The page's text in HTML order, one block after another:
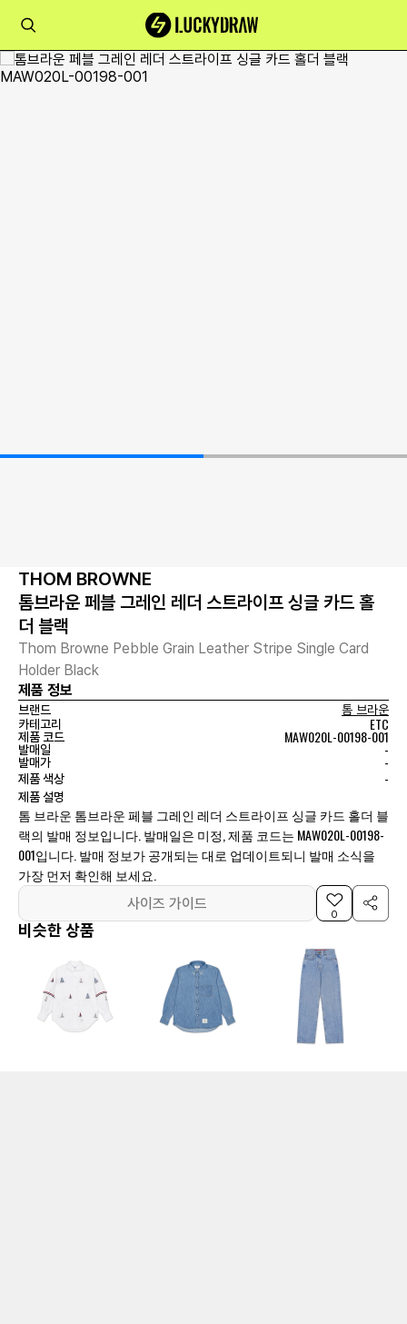
THOM BROWNE
톰브라운 페블 그레인 레더 스트라이프 싱글 카드 홀
더 블랙
Thom Browne Pebble Grain Leather Stripe Single Card
Holder Black
제품 정보
브랜드
톰 브라운
카테고리
ETC
제품 코드 MAW020L-00198-001
발매일 -
발매가 -
제품 색상 -
제품 설명
톰 브라운 톰브라운 페블 그레인 레더 스트라이프 싱글 카드 홀더 블
랙의 발매 정보입니다. 발매일은 미정, 제품 코드는 MAW020L-00198-
001입니다. 발매 정보가 공개되는 대로 업데이트되니 발매 소식을
가장 먼저 확인해 보세요.
사이즈 가이드
0
비슷한 상품